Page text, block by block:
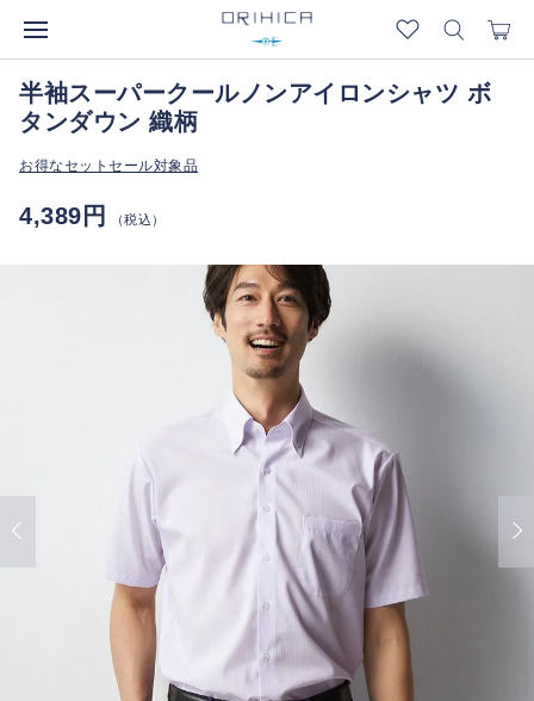
半袖スーパークールノンアイロンシャツ ボ
タンダウン 織柄
お得なセットセール対象品
4,389円 （税込）